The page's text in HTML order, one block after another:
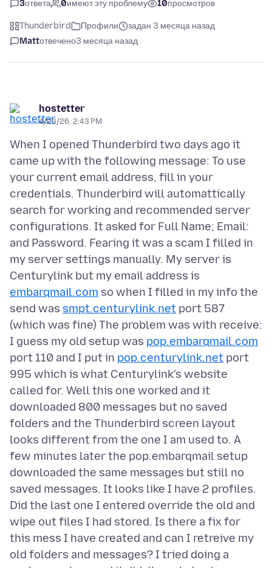
3ответа 0имеют эту проблему 10просмотров
Thunderbird Профили
задан 3 месяца назад
Mattотвечено3 месяца назад
hostetter
4/23/26, 2:43 PM
When I opened Thunderbird two days ago it
came up with the following message: To use
your current email address, fill in your
credentials. Thunderbird will automattically
search for working and recommended server
configurations. It asked for Full Name; Email:
and Password. Fearing it was a scam I filled in
my server settings manually. My server is
Centurylink but my email address is
embarqmail.com so when I filled in my info the
send was smpt.centurylink.net port 587
(which was fine) The problem was with receive:
I guess my old setup was pop.embarqmail.com
port 110 and I put in pop.centurylink.net port
995 which is what Centurylink's website
called for. Well this one worked and it
downloaded 800 messages but no saved
folders and the Thunderbird screen layout
looks different from the one I am used to. A
few minutes later the pop.embarqmail setup
downloaded the same messages but still no
saved messages. It looks like I have 2 profiles.
Did the last one I entered override the old and
wipe out files I had stored. Is there a fix for
this mess I have created and can I retreive my
old folders and messages? I tried doing a